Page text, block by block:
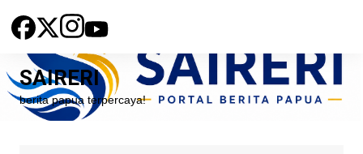
SAIRERI
berita papua terpercaya!